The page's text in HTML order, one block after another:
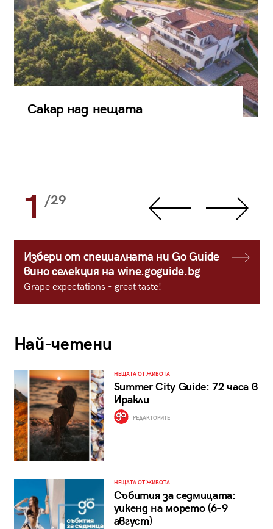
Сакар над нещата
1 /29
Избери от специалната ни Go Guide
вино селекция на wine.goguide.bg
Grape expectations - great taste!
Най-четени
НЕЩАТА ОТ ЖИВОТА
Summer City Guide: 72 часа в
Иракли
РЕДАКТОРИТЕ
НЕЩАТА ОТ ЖИВОТА
Събития за седмицата:
уикенд на морето (6–9
август)